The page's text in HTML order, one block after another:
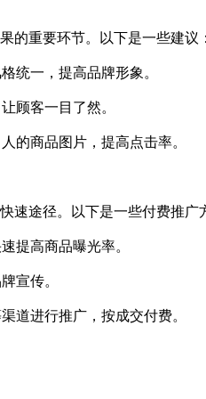
的重要环节。以下是一些建议：
统一，提高品牌形象。
顾客一目了然。
的商品图片，提高点击率。
速途径。以下是一些付费推广
提高商品曝光率。
宣传。
道进行推广，按成交付费。